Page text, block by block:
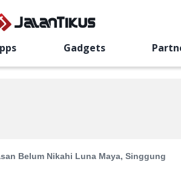
Gadgets
Belum Nikahi Luna Maya, Singgung